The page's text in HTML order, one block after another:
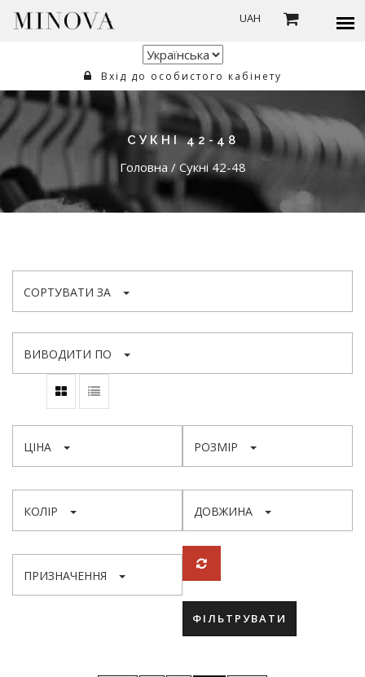
UAH
Вхід до особистого кабінету
СУКНІ 42-48
Головна / Сукні 42-48
СОРТУВАТИ ЗА
ВИВОДИТИ ПО
ЦІНА РОЗМІР
КОЛІР ДОВЖИНА
ПРИЗНАЧЕННЯ
ФІЛЬТРУВАТИ